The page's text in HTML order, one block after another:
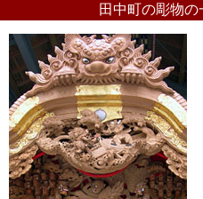
田中町の彫物